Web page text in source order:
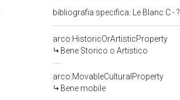
bibliografia specifica: Le Blanc C - ?
arco:HistoricOrArtisticProperty
Bene Storico o Artistico
arco:MovableCulturalProperty
Bene mobile